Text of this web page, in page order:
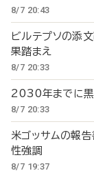
8/7 20:43
ビルテプソの
果踏まえ
8/7 20:33
2030年までに
8/7 20:33
米ゴッサムの報
性強調
8/7 19:37